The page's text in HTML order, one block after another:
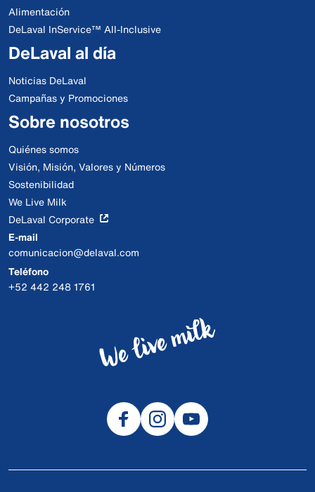
Alimentación
DeLaval InService™ All-Inclusive
DeLaval al día
Noticias DeLaval
Campañas y Promociones
Sobre nosotros
Quiénes somos
Visión, Misión, Valores y Números
Sostenibilidad
We Live Milk
DeLaval Corporate
E-mail
comunicacion@delaval.com
Teléfono
+52 442 248 1761